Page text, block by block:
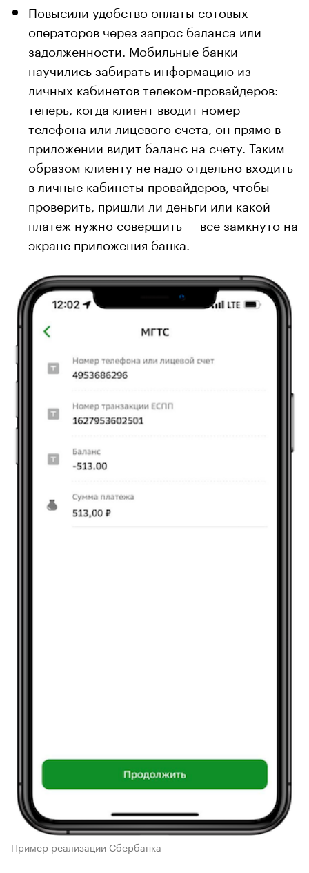
Повысили удобство оплаты сотовых
операторов через запрос баланса или
задолженности. Мобильные банки
научились забирать информацию из
личных кабинетов телеком-провайдеров:
теперь, когда клиент вводит номер
телефона или лицевого счета, он прямо в
приложении видит баланс на счету. Таким
образом клиенту не надо отдельно входить
в личные кабинеты провайдеров, чтобы
проверить, пришли ли деньги или какой
платеж нужно совершить — все замкнуто на
экране приложения банка.
Пример реализации Сбербанка